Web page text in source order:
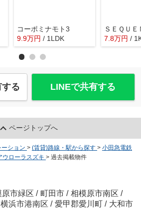
コーポミナモト3
9.9万円 / 1LDK
ＳＥＱＵＥ
7.8万円 /
する LINEで共有する
ページトップへ
ション > (賃貸)路線・駅から探す > 小田急電鉄
ウローラスズキ > 過去掲載物件
原市緑区 / 町田市 / 相模原市南区 /
横浜市港南区 / 愛甲郡愛川町 / 大和市